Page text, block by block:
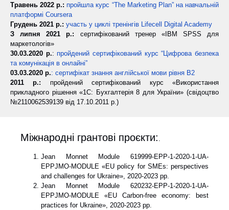
Травень 2022 р.: пройшла курс “The Marketing Plan” на навчальній
платформі Coursera
Грудень 2021 р.: участь у циклі тренінгів Lifecell Digital Academy
З липня 2021 р.: сертифікований тренер «IBM SPSS для
маркетологів»
30.03.2020 р.: пройдений сертифікований курс “Цифрова безпека
та комунікація в онлайні”
03.03.2020 р.: сертифікат знання англійської мови рівня В2
2011 р.: пройдений сертифікований курс «Використання
прикладного рішення «1С: Бухгалтерія 8 для України» (свідоцтво
№2110062539139 від 17.10.2011 р.)
Міжнародні грантові проєкти: .
Jean Monnet Module 619999-EPP-1-2020-1-UA-
EPPJMO-MODULE «EU policy for SMEs: perspectives
and challenges for Ukraine», 2020-2023 рр.
Jean Monnet Module 620232-EPP-1-2020-1-UA-
EPPJMO-MODULE «EU Carbon-free economy: best
practices for Ukraine», 2020-2023 рр.